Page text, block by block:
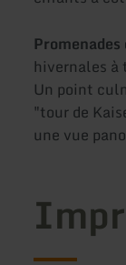
hivernales à
Un point
"tour de
une vue